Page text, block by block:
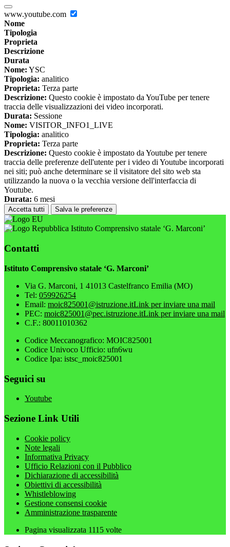
www.youtube.com
Nome
Tipologia
Proprieta
Descrizione
Durata
Nome: YSC
Tipologia: analitico
Proprieta: Terza parte
Descrizione: Questo cookie è impostato da YouTube per tenere
traccia delle visualizzazioni dei video incorporati.
Durata: Sessione
Nome: VISITOR_INFO1_LIVE
Tipologia: analitico
Proprieta: Terza parte
Descrizione: Questo cookie è impostato da Youtube per tenere
traccia delle preferenze dell'utente per i video di Youtube incorporati
nei siti; può anche determinare se il visitatore del sito web sta
utilizzando la nuova o la vecchia versione dell'interfaccia di
Youtube.
Durata: 6 mesi
Accetta tutti Salva le preferenze
Istituto Comprensivo statale ‘G. Marconi’
Contatti
Istituto Comprensivo statale ‘G. Marconi’
Via G. Marconi, 1 41013 Castelfranco Emilia (MO)
Tel: 059926254
Email: moic825001@istruzione.itLink per inviare una mail
PEC: moic825001@pec.istruzione.itLink per inviare una mail
C.F.: 80011010362
Codice Meccanografico: MOIC825001
Codice Univoco Ufficio: ufn6wu
Codice Ipa: istsc_moic825001
Seguici su
Youtube
Sezione Link Utili
Cookie policy
Note legali
Informativa Privacy
Ufficio Relazioni con il Pubblico
Dichiarazione di accessibilità
Obiettivi di accessibilità
Whistleblowing
Gestione consensi cookie
Amministrazione trasparente
Pagina visualizzata 1115 volte